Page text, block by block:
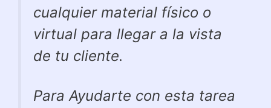
cualquier material físico o
virtual para llegar a la vista
de tu cliente.
Para Ayudarte con esta tarea